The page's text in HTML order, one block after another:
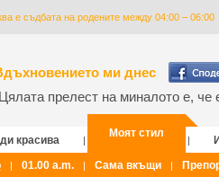
е съдбата на родените между 04:00 – 06:00
ми днес
прелест на миналото е, че
красива |
Моят стил
|
| 01.00 a.m. | Сама вкъщи |